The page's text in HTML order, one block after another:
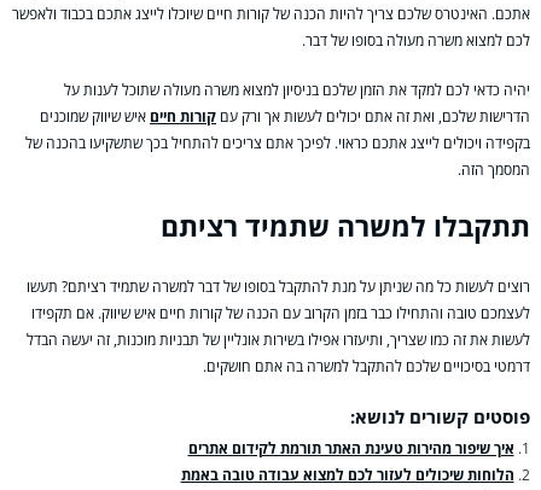
אתכם. האינטרס שלכם צריך להיות הכנה של קורות חיים שיוכלו לייצג אתכם בכבוד ולאפשר
לכם למצוא משרה מעולה בסופו של דבר.
יהיה כדאי לכם למקד את הזמן שלכם בניסיון למצוא משרה מעולה שתוכל לענות על
הדרישות שלכם, ואת זה אתם יכולים לעשות אך ורק עם קורות חיים איש שיווק שמוכנים
בקפידה ויכולים לייצג אתכם כראוי. לפיכך אתם צריכים להתחיל בכך שתשקיעו בהכנה של
המסמך הזה.
תתקבלו למשרה שתמיד רציתם
רוצים לעשות כל מה שניתן על מנת להתקבל בסופו של דבר למשרה שתמיד רציתם? תעשו
לעצמכם טובה והתחילו כבר בזמן הקרוב עם הכנה של קורות חיים איש שיווק. אם תקפידו
לעשות את זה כמו שצריך, ותיעזרו אפילו בשירות אונליין של תבניות מוכנות, זה יעשה הבדל
דרמטי בסיכויים שלכם להתקבל למשרה בה אתם חושקים.
פוסטים קשורים לנושא:
איך שיפור מהירות טעינת האתר תורמת לקידום אתרים
הלוחות שיכולים לעזור לכם למצוא עבודה טובה באמת